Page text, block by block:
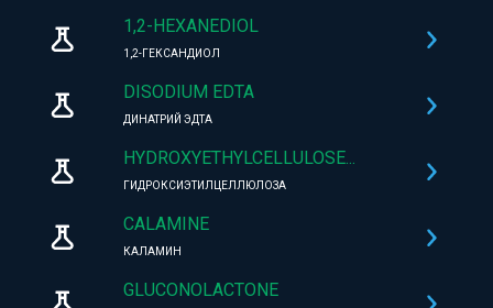
1,2-HEXANEDIOL
1,2-ГЕКСАНДИОЛ
DISODIUM EDTA
ДИНАТРИЙ ЭДТА
HYDROXYETHYLCELLULOSE...
ГИДРОКСИЭТИЛЦЕЛЛЮЛОЗА
CALAMINE
КАЛАМИН
GLUCONOLACTONE